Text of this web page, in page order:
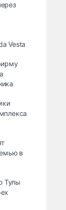
Vesta
в
Тулы